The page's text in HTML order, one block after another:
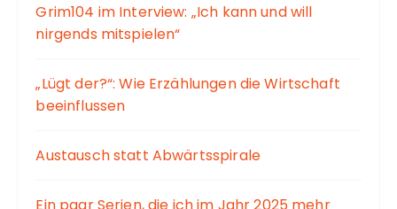
Grim104 im Interview: „Ich kann und will
nirgends mitspielen“
„Lügt der?“: Wie Erzählungen die Wirtschaft
beeinflussen
Austausch statt Abwärtsspirale
Ein paar Serien, die ich im Jahr 2025 mehr